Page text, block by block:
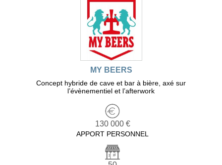
MY BEERS
Concept hybride de cave et bar à bière, axé sur
l’évènementiel et l’afterwork
130 000 €
APPORT PERSONNEL